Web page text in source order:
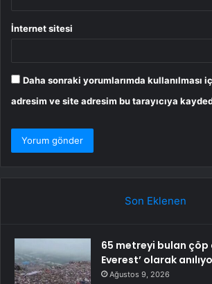
İnternet sitesi
Daha sonraki yorumlarımda kullanılması
adresim ve site adresim bu tarayıcıya
Son Eklenen
65 metreyi bulan çöp
Everest’ olarak
Ağustos 9, 2026